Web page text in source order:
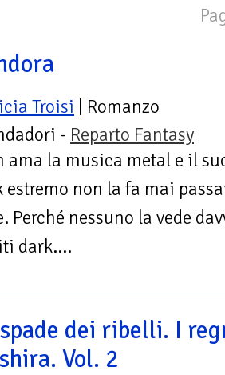
Troisi | Romanzo
- Reparto Fantasy
ama la musica metal e il
estremo non la fa mai
Perché nessuno la vede
dark....
dei ribelli. I
Vol. 2